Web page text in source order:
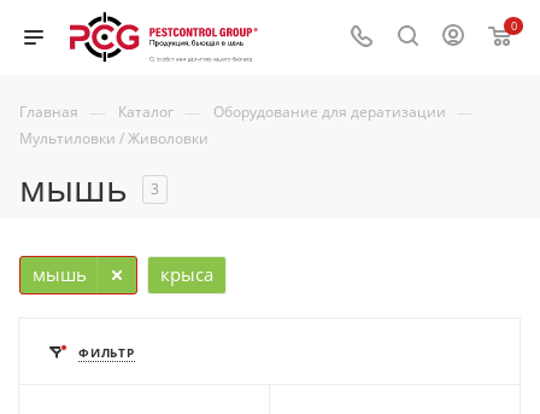
0
Главная — Каталог — Оборудование для дератизации —
Мультиловки / Живоловки
мышь 3
мышь крыса
ФИЛЬТР